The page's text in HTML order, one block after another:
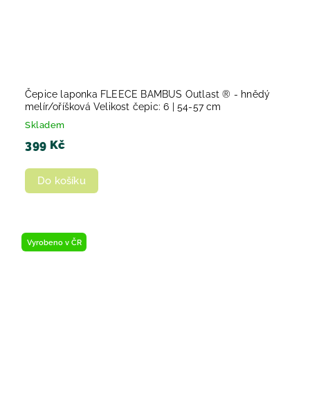
Čepice laponka FLEECE BAMBUS Outlast ® - hnědý
melír/oříšková Velikost čepic: 6 | 54-57 cm
Skladem
399 Kč
Do košíku
Vyrobeno v ČR